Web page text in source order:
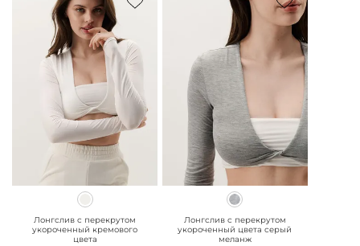
" class="js-prevent-
Лонгслив с перекрутом
укороченный кремового
цвета
" class="js-prevent-
Лонгслив с перекрутом
укороченный цвета серый
меланж